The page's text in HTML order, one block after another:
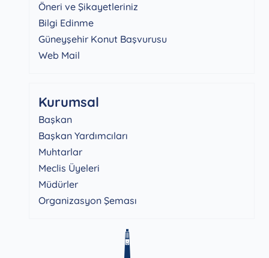
Öneri ve Şikayetleriniz
Bilgi Edinme
Güneyşehir Konut Başvurusu
Web Mail
Kurumsal
Başkan
Başkan Yardımcıları
Muhtarlar
Meclis Üyeleri
Müdürler
Organizasyon Şeması